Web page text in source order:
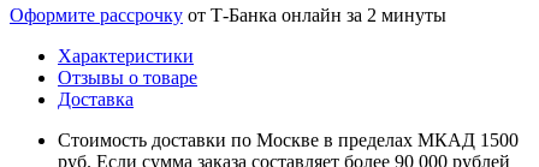
Оформите рассрочку от Т-Банка онлайн за 2 минуты
Характеристики
Отзывы о товаре
Доставка
Стоимость доставки по Москве в пределах МКАД 1500
руб. Если сумма заказа составляет более 90 000 рублей